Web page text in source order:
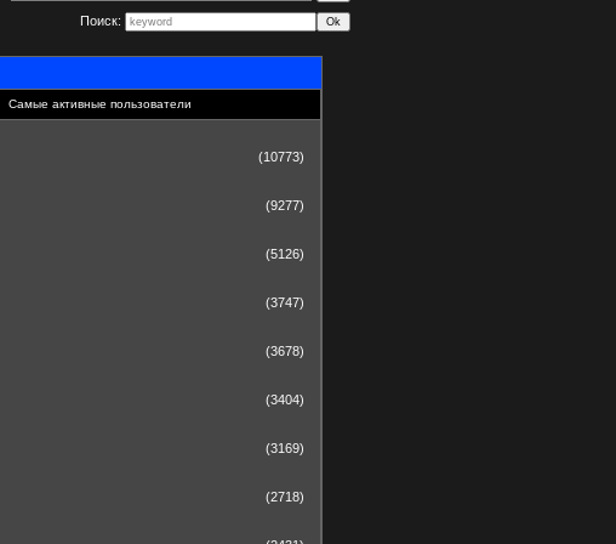
Поиск:
Самые активные пользователи
(10773)
(9277)
(5126)
(3747)
(3678)
(3404)
(3169)
(2718)